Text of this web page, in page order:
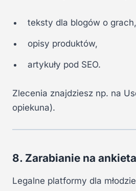
teksty dla blogów o
opisy produktów,
artykuły pod SEO.
Zlecenia znajdziesz np. na
opiekuna).
8. Zarabianie na
Legalne platformy dla